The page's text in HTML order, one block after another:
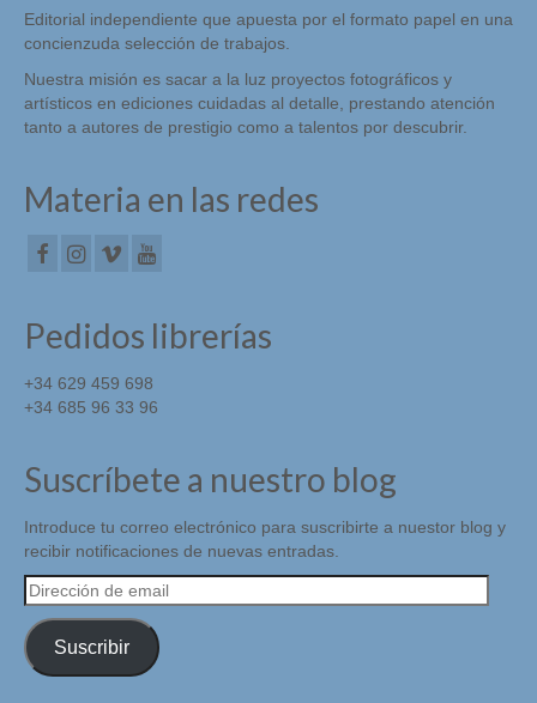
Editorial independiente que apuesta por el formato papel en una
concienzuda selección de trabajos.
Nuestra misión es sacar a la luz proyectos fotográficos y
artísticos en ediciones cuidadas al detalle, prestando atención
tanto a autores de prestigio como a talentos por descubrir.
Materia en las redes
Pedidos librerías
+34 629 459 698
+34 685 96 33 96
Suscríbete a nuestro blog
Introduce tu correo electrónico para suscribirte a nuestor blog y
recibir notificaciones de nuevas entradas.
Dirección
de
email
Suscribir